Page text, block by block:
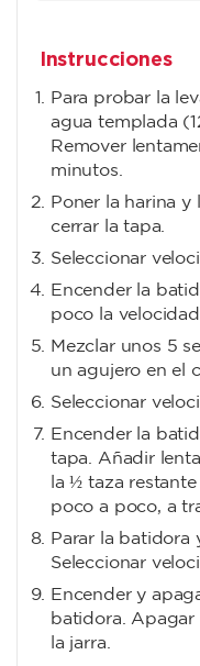
Instrucciones
Para probar la
agua templada
Remover
minutos.
Poner la harina y
cerrar la tapa.
Seleccionar
Encender la
poco la
Mezclar unos 5
un agujero en el
Seleccionar
Encender la
tapa. Añadir
la ½ taza
poco a poco, a
Parar la batidora
Seleccionar
Encender y
batidora. Apagar
la jarra.